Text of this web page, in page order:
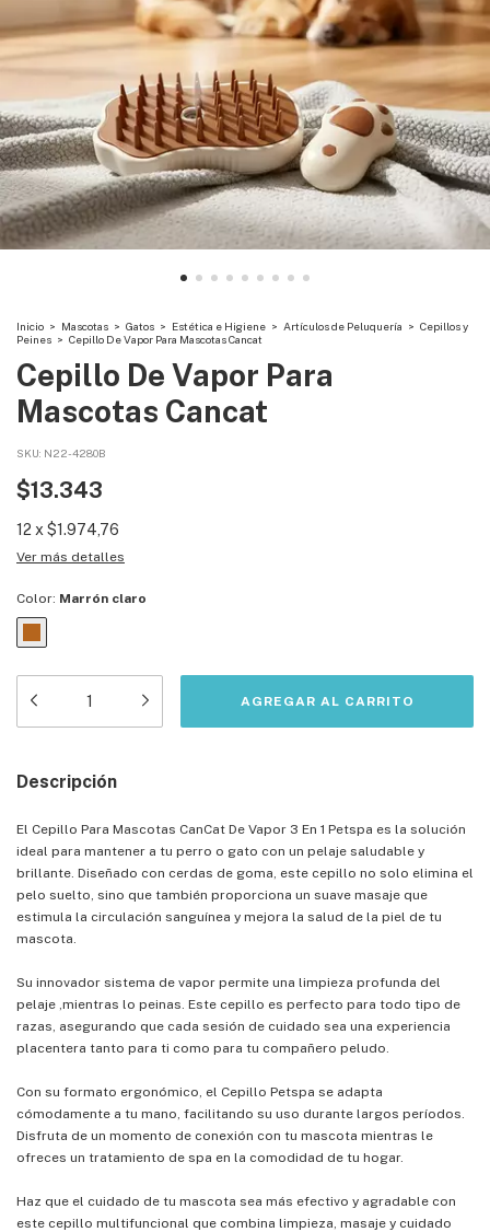
Inicio > Mascotas > Gatos > Estética e Higiene > Artículos de Peluquería > Cepillos y
Peines > Cepillo De Vapor Para Mascotas Cancat
Cepillo De Vapor Para
Mascotas Cancat
SKU: N22-4280B
$13.343
12 x $1.974,76
Ver más detalles
Color: Marrón claro
Descripción
El Cepillo Para Mascotas CanCat De Vapor 3 En 1 Petspa es la solución
ideal para mantener a tu perro o gato con un pelaje saludable y
brillante. Diseñado con cerdas de goma, este cepillo no solo elimina el
pelo suelto, sino que también proporciona un suave masaje que
estimula la circulación sanguínea y mejora la salud de la piel de tu
mascota.
Su innovador sistema de vapor permite una limpieza profunda del
pelaje ,mientras lo peinas. Este cepillo es perfecto para todo tipo de
razas, asegurando que cada sesión de cuidado sea una experiencia
placentera tanto para ti como para tu compañero peludo.
Con su formato ergonómico, el Cepillo Petspa se adapta
cómodamente a tu mano, facilitando su uso durante largos períodos.
Disfruta de un momento de conexión con tu mascota mientras le
ofreces un tratamiento de spa en la comodidad de tu hogar.
Haz que el cuidado de tu mascota sea más efectivo y agradable con
este cepillo multifuncional que combina limpieza, masaje y cuidado